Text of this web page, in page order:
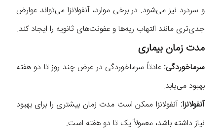
و سردرد نیز می‌شود. در برخی موارد، آنفولانزا می‌تواند عوارض
جدی‌تری مانند التهاب ریه‌ها و عفونت‌های ثانویه را ایجاد کند.
مدت زمان بیماری
سرماخوردگی: عادتاً سرماخوردگی در عرض چند روز تا دو هفته
بهبود می‌یابد.
آنفولانزا: آنفولانزا ممکن است مدت زمان بیشتری را برای بهبود
نیاز داشته باشد، معمولاً یک تا دو هفته است.